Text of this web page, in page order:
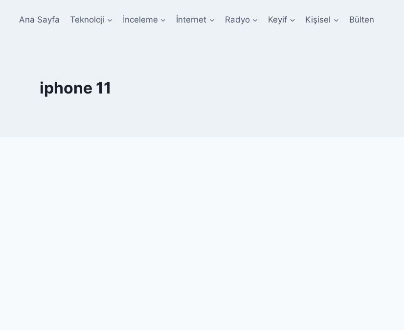
Ana Sayfa Teknoloji İnceleme İnternet Radyo Keyif Kişisel Bülten
iphone 11